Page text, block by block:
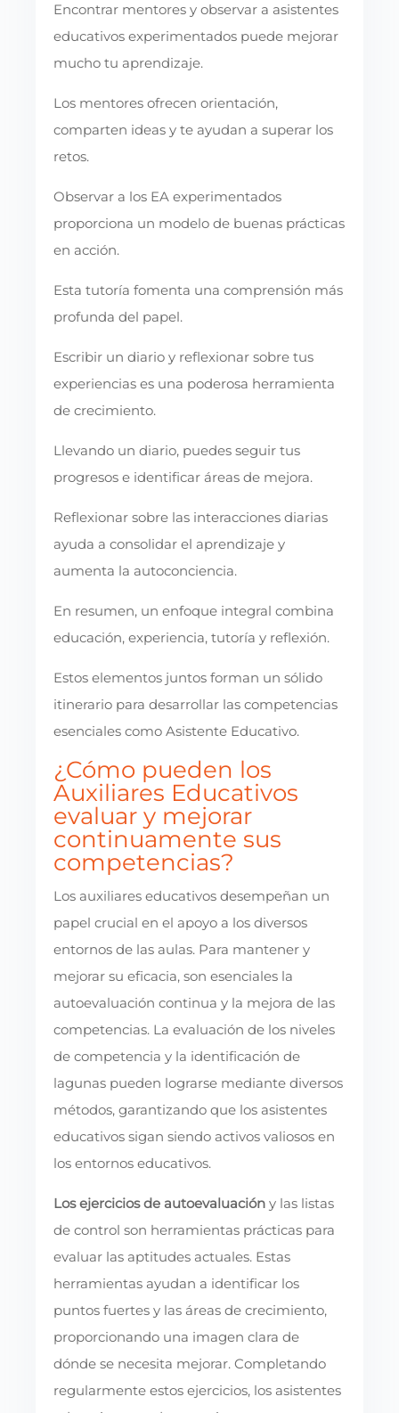
Encontrar mentores y observar a asistentes
educativos experimentados puede mejorar
mucho tu aprendizaje.
Los mentores ofrecen orientación,
comparten ideas y te ayudan a superar los
retos.
Observar a los EA experimentados
proporciona un modelo de buenas prácticas
en acción.
Esta tutoría fomenta una comprensión más
profunda del papel.
Escribir un diario y reflexionar sobre tus
experiencias es una poderosa herramienta
de crecimiento.
Llevando un diario, puedes seguir tus
progresos e identificar áreas de mejora.
Reflexionar sobre las interacciones diarias
ayuda a consolidar el aprendizaje y
aumenta la autoconciencia.
En resumen, un enfoque integral combina
educación, experiencia, tutoría y reflexión.
Estos elementos juntos forman un sólido
itinerario para desarrollar las competencias
esenciales como Asistente Educativo.
¿Cómo pueden los
Auxiliares Educativos
evaluar y mejorar
continuamente sus
competencias?
Los auxiliares educativos desempeñan un
papel crucial en el apoyo a los diversos
entornos de las aulas. Para mantener y
mejorar su eficacia, son esenciales la
autoevaluación continua y la mejora de las
competencias. La evaluación de los niveles
de competencia y la identificación de
lagunas pueden lograrse mediante diversos
métodos, garantizando que los asistentes
educativos sigan siendo activos valiosos en
los entornos educativos.
Los ejercicios de autoevaluación y las listas
de control son herramientas prácticas para
evaluar las aptitudes actuales. Estas
herramientas ayudan a identificar los
puntos fuertes y las áreas de crecimiento,
proporcionando una imagen clara de
dónde se necesita mejorar. Completando
regularmente estos ejercicios, los asistentes